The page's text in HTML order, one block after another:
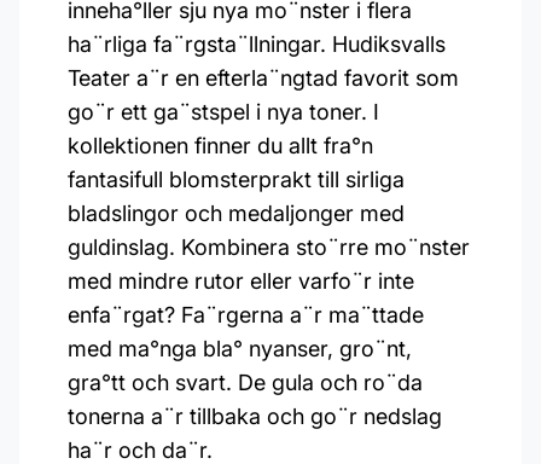
inneha°ller sju nya mo¨nster i flera
ha¨rliga fa¨rgsta¨llningar. Hudiksvalls
Teater a¨r en efterla¨ngtad favorit som
go¨r ett ga¨stspel i nya toner. I
kollektionen finner du allt fra°n
fantasifull blomsterprakt till sirliga
bladslingor och medaljonger med
guldinslag. Kombinera sto¨rre mo¨nster
med mindre rutor eller varfo¨r inte
enfa¨rgat? Fa¨rgerna a¨r ma¨ttade
med ma°nga bla° nyanser, gro¨nt,
gra°tt och svart. De gula och ro¨da
tonerna a¨r tillbaka och go¨r nedslag
ha¨r och da¨r.